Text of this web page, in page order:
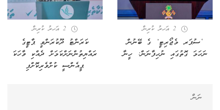
2 އަހރު ކުރިން
‘ސުޕަރ މެޖޯރިޓީ’ ގެ ބޭނުން
ނަހަމަ ގޮތުގައި ނުހިފާނަން: ހީނާ
2 އަހރު ކުރިން
ކަރަންޓު ދޫކުރަންވީ ޕާޓީގެ
ރައްޔިތުންނަށްކަމަށް ދެއްކި ވާހަކަ
ޕީއެންސީ ކުށްވެރިކޮށްފި